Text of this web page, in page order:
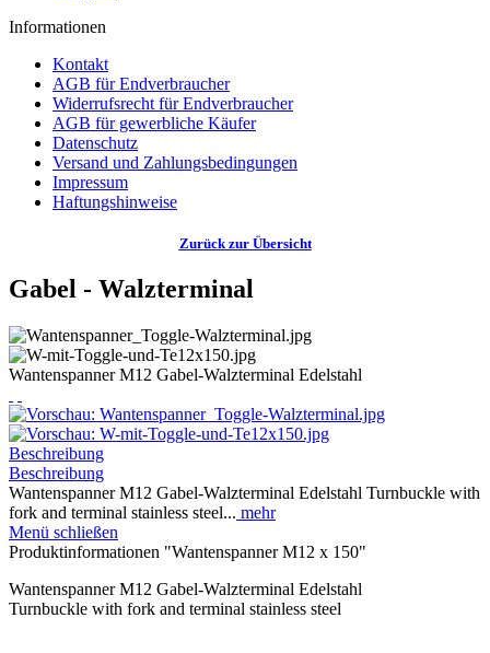
Informationen
Kontakt
AGB für Endverbraucher
Widerrufsrecht für Endverbraucher
AGB für gewerbliche Käufer
Datenschutz
Versand und Zahlungsbedingungen
Impressum
Haftungshinweise
Zurück zur Übersicht
Gabel - Walzterminal
Wantenspanner M12 Gabel-Walzterminal Edelstahl
Beschreibung
Beschreibung
Wantenspanner M12 Gabel-Walzterminal Edelstahl Turnbuckle with
fork and terminal stainless steel... mehr
Menü schließen
Produktinformationen "Wantenspanner M12 x 150"
Wantenspanner M12 Gabel-Walzterminal Edelstahl
Turnbuckle with fork and terminal stainless steel